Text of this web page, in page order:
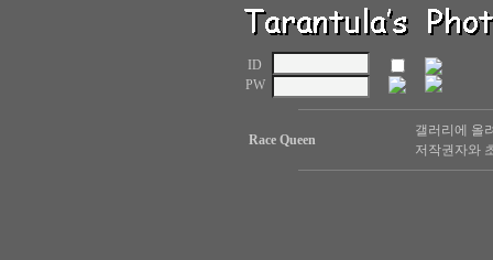
ID
PW
Race Queen
갤러리에 올
저작권자와